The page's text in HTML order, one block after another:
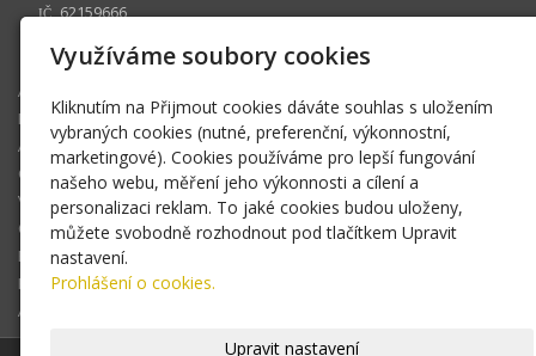
IČ 62159666
e.bajgarova@volny.cz
Aktuality
Pobočka
Akce pobočky
Chov
Výcvik
Odkazy
Fotogalerie
Ke stažení
Archív aktualit 2023
Využíváme soubory cookies
Kliknutím na Přijmout cookies dáváte souhlas s uložením
vybraných cookies (nutné, preferenční, výkonnostní,
marketingové). Cookies používáme pro lepší fungování
našeho webu, měření jeho výkonnosti a cílení a
personalizaci reklam. To jaké cookies budou uloženy,
můžete svobodně rozhodnout pod tlačítkem Upravit
nastavení.
Prohlášení o cookies.
Upravit nastavení